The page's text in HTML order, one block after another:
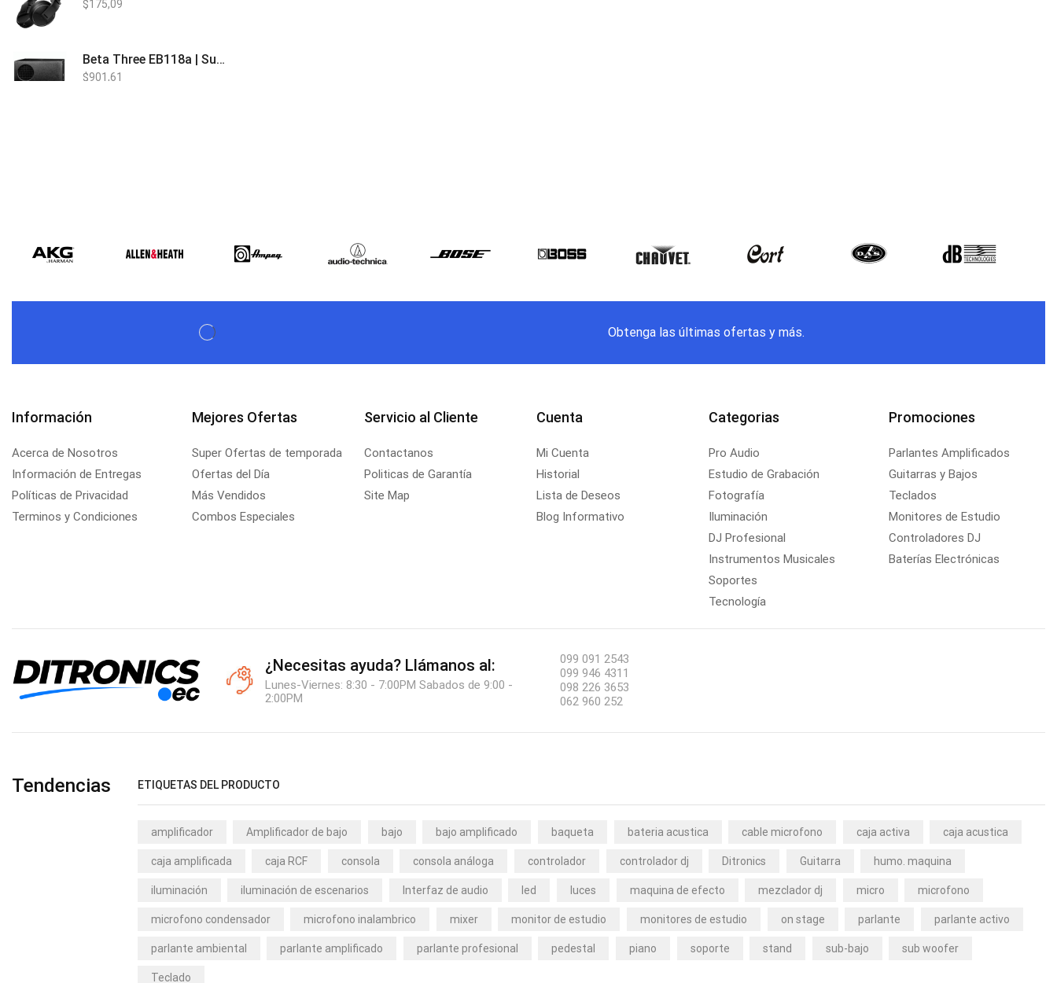
$175,09
Beta Three EB118a | Sub Bajo Activo
$901,61
Obtenga las últimas ofertas y más.
Información
Acerca de Nosotros
Información de Entregas
Políticas de Privacidad
Terminos y Condiciones
Mejores Ofertas
Super Ofertas de temporada
Ofertas del Día
Más Vendidos
Combos Especiales
Servicio al Cliente
Contactanos
Politicas de Garantía
Site Map
Cuenta
Mi Cuenta
Historial
Lista de Deseos
Blog Informativo
Categorias
Pro Audio
Estudio de Grabación
Fotografía
Iluminación
DJ Profesional
Instrumentos Musicales
Soportes
Tecnología
Promociones
Parlantes Amplificados
Guitarras y Bajos
Teclados
Monitores de Estudio
Controladores DJ
Baterías Electrónicas
¿Necesitas ayuda? Llámanos al:
Lunes-Viernes: 8:30 - 7:00PM Sabados de 9:00 -
2:00PM
099 091 2543
099 946 4311
098 226 3653
062 960 252
Tendencias ETIQUETAS DEL PRODUCTO
amplificador Amplificador de bajo bajo bajo amplificado baqueta bateria acustica cable microfono caja activa caja acustica
caja amplificada caja RCF consola consola análoga controlador controlador dj Ditronics Guitarra humo. maquina
iluminación iluminación de escenarios Interfaz de audio led luces maquina de efecto mezclador dj micro microfono
microfono condensador microfono inalambrico mixer monitor de estudio monitores de estudio on stage parlante parlante activo
parlante ambiental parlante amplificado parlante profesional pedestal piano soporte stand sub-bajo sub woofer
Teclado